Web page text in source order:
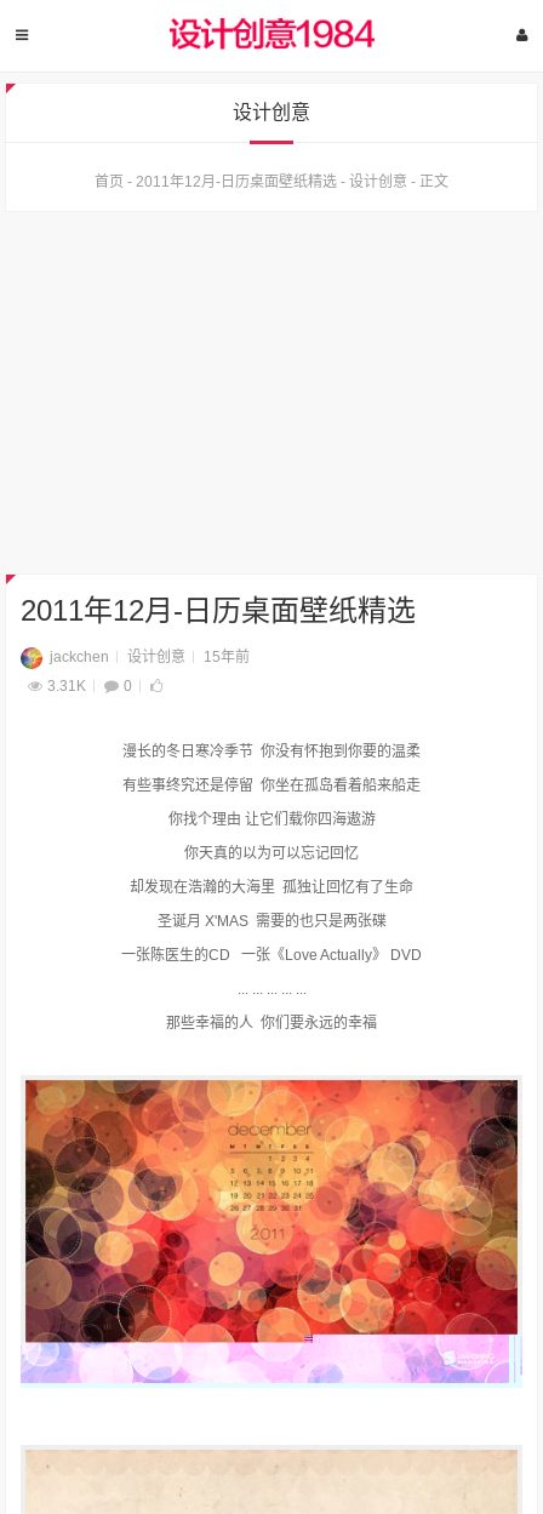
设计创意
首页 - 2011年12月-日历桌面壁纸精选 - 设计创意 - 正文
2011年12月-日历桌面壁纸精选
jackchen 设计创意
15年前
3.31K
0
漫长的冬日寒冷季节 你没有怀抱到你要的温柔
有些事终究还是停留 你坐在孤岛看着船来船走
你找个理由 让它们载你四海遨游
你天真的以为可以忘记回忆
却发现在浩瀚的大海里 孤独让回忆有了生命
圣诞月 X'MAS 需要的也只是两张碟
一张陈医生的CD 一张《Love Actually》 DVD
... ... ... ... ...
那些幸福的人 你们要永远的幸福